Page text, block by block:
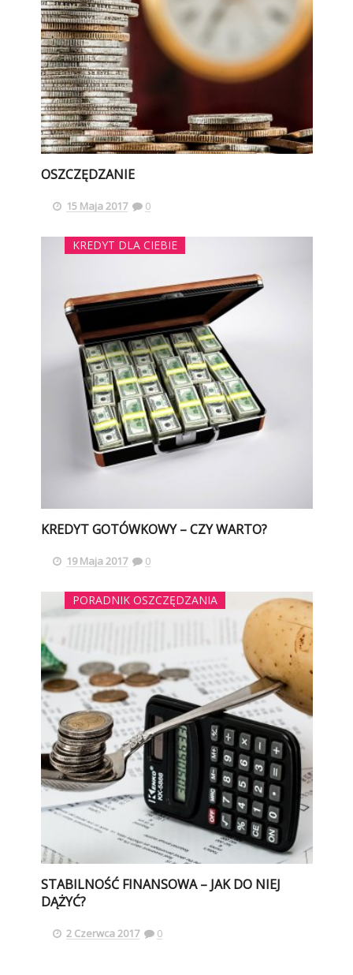
OSZCZĘDZANIE
15 Maja 2017 0
KREDYT DLA CIEBIE
KREDYT GOTÓWKOWY – CZY WARTO?
19 Maja 2017 0
PORADNIK OSZCZĘDZANIA
STABILNOŚĆ FINANSOWA – JAK DO NIEJ
DĄŻYĆ?
2 Czerwca 2017 0